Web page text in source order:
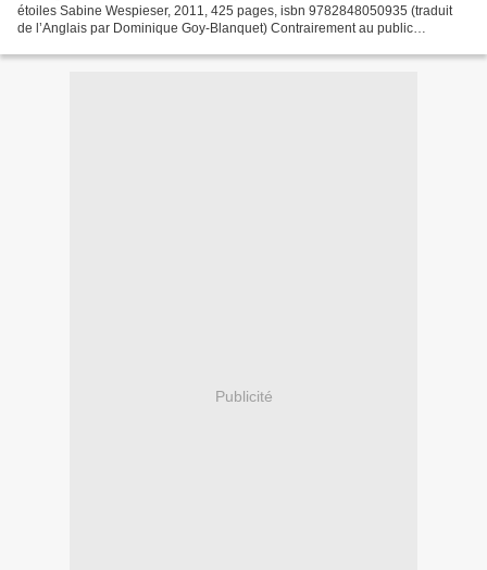
étoiles Sabine Wespieser, 2011, 425 pages, isbn 9782848050935 (traduit
de l’Anglais par Dominique Goy-Blanquet) Contrairement au public
Publicité